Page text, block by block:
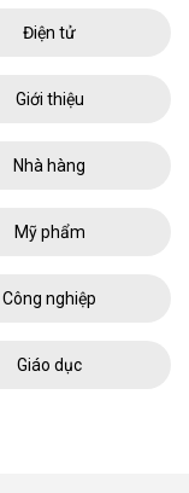
Điện tử
Giới thiệu
Nhà hàng
Mỹ phẩm
Công nghiệp
Giáo dục